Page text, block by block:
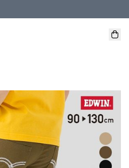
（適用於 本地送貨、本地取貨 )